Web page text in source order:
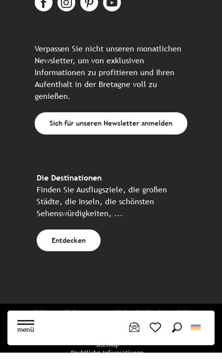
menü
Verpassen Sie nicht unseren monatlichen
Newsletter, um von exklusiven
Informationen zu profitieren und Ihren
Aufenthalt in der Bretagne voll zu
genießen.
Sich für unseren Newsletter anmelden
Die Destinationen
Finden Sie Ausflugsziele, die großen
Städte, die Inseln, die schönsten
Sehenswürdigkeiten, ...
Entdecken
Website erstellt in Zusammenarbeit mit allen bretonischen
Tourismuspartnern
Sitemap
Rechtliche Informationen